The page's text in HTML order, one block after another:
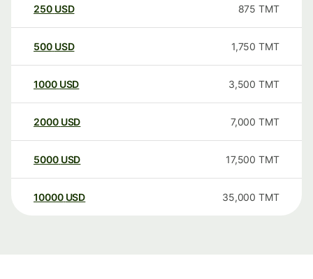
250 USD 875 TMT
500 USD 1,750 TMT
1000 USD 3,500 TMT
2000 USD 7,000 TMT
5000 USD 17,500 TMT
10000 USD 35,000 TMT